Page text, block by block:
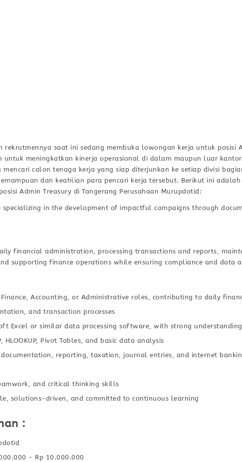
saat ini sedang membuka lowongan kerja untuk posisi
untuk meningkatkan kinerja operasional di dalam maupun luar
mencari calon tenaga kerja yang siap diterjunkan ke setiap divisi
dan keahlian para pencari kerja tersebut. Berikut ini
Admin Treasury di Tangerang Perusahaan Murupdotid:
specializing in the development of impactful campaigns through
financial administration, processing transactions and reports,
supporting finance operations while ensuring compliance and data
Accounting, or Administrative roles, contributing to daily
and transaction processes
Excel or similar data processing software, with strong
HLOOKUP, Pivot Tables, and basic data analysis
reporting, taxation, journal entries, and internet
and critical thinking skills
solutions-driven, and committed to continuous learning
:
- Rp 10.000.000
crosscheck status pengiriman
(delay, hilang, salah alamat)
ekspedisi Menyampaikan
pembaruan status